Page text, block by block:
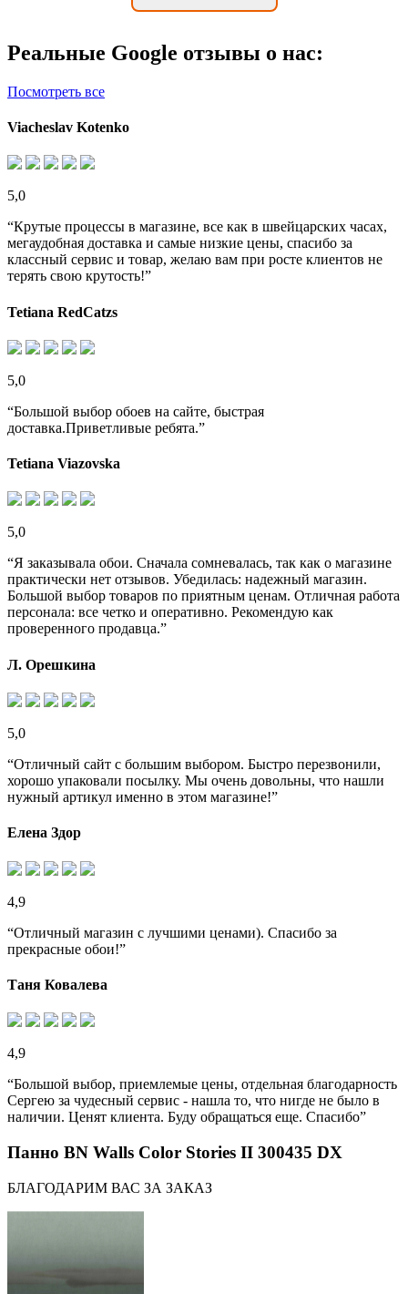
Реальные Google отзывы о нас:
Посмотреть все
Viacheslav Kotenko
5,0
“Крутые процессы в магазине, все как в швейцарских часах,
мегаудобная доставка и самые низкие цены, спасибо за
классный сервис и товар, желаю вам при росте клиентов не
терять свою крутость!”
Tetiana RedCatzs
5,0
“Большой выбор обоев на сайте, быстрая
доставка.Приветливые ребята.”
Tetiana Viazovska
5,0
“Я заказывала обои. Сначала сомневалась, так как о магазине
практически нет отзывов. Убедилась: надежный магазин.
Большой выбор товаров по приятным ценам. Отличная работа
персонала: все четко и оперативно. Рекомендую как
проверенного продавца.”
Л. Орешкина
5,0
“Отличный сайт с большим выбором. Быстро перезвонили,
хорошо упаковали посылку. Мы очень довольны, что нашли
нужный артикул именно в этом магазине!”
Елена Здор
4,9
“Отличный магазин с лучшими ценами). Спасибо за
прекрасные обои!”
Таня Ковалева
4,9
“Большой выбор, приемлемые цены, отдельная благодарность
Сергею за чудесный сервис - нашла то, что нигде не было в
наличии. Ценят клиента. Буду обращаться еще. Спасибо”
Панно BN Walls Color Stories II 300435 DX
БЛАГОДАРИМ ВАС ЗА ЗАКАЗ